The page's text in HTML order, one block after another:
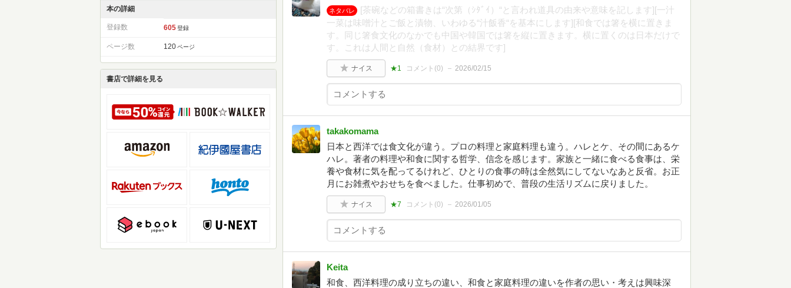
本の詳細
登録数 605 登録
ページ数 120 ページ
書店で詳細を見る
ネタバレ
[茶碗などの箱書きは“次第（ｼﾀﾞｲ）“と言われ道具の由来や意味を記します][一汁
一菜は味噌汁とご飯と漬物、いわゆる“汁飯香“を基本にします][和食では箸を横に置きま
す。同じ箸食文化のなかでも中国や韓国では箸を縦に置きます。横に置くのは日本だけで
す。これは人間と自然（食材）との結界です]
ナイス ★1 コメント(0) 2026/02/15
takakomama
日本と西洋では食文化が違う。プロの料理と家庭料理も違う。ハレとケ、その間にあるケ
ハレ。著者の料理や和食に関する哲学、信念を感じます。家族と一緒に食べる食事は、栄
養や食材に気を配ってるけれど、ひとりの食事の時は全然気にしてないなあと反省。お正
月にお雑煮やおせちを食べました。仕事初めで、普段の生活リズムに戻りました。
ナイス ★7 コメント(0) 2026/01/05
Keita
和食、西洋料理の成り立ちの違い、和食と家庭料理の違いを作者の思い・考えは興味深